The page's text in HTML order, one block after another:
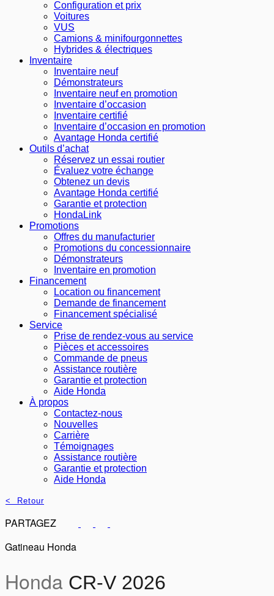
Configuration et prix
Voitures
VUS
Camions & minifourgonnettes
Hybrides & électriques
Inventaire
Inventaire neuf
Démonstrateurs
Inventaire neuf en promotion
Inventaire d’occasion
Inventaire certifié
Inventaire d’occasion en promotion
Avantage Honda certifié
Outils d’achat
Réservez un essai routier
Évaluez votre échange
Obtenez un devis
Avantage Honda certifié
Garantie et protection
HondaLink
Promotions
Offres du manufacturier
Promotions du concessionnaire
Démonstrateurs
Inventaire en promotion
Financement
Location ou financement
Demande de financement
Financement spécialisé
Service
Prise de rendez-vous au service
Pièces et accessoires
Commande de pneus
Assistance routière
Garantie et protection
Aide Honda
À propos
Contactez-nous
Nouvelles
Carrière
Témoignages
Assistance routière
Garantie et protection
Aide Honda
< Retour
PARTAGEZ
Gatineau Honda
Honda CR-V 2026